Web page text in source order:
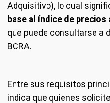
Adquisitivo), lo cual
base al índice de
que puede consultarse a
BCRA.
Entre sus requisitos
indica que quienes